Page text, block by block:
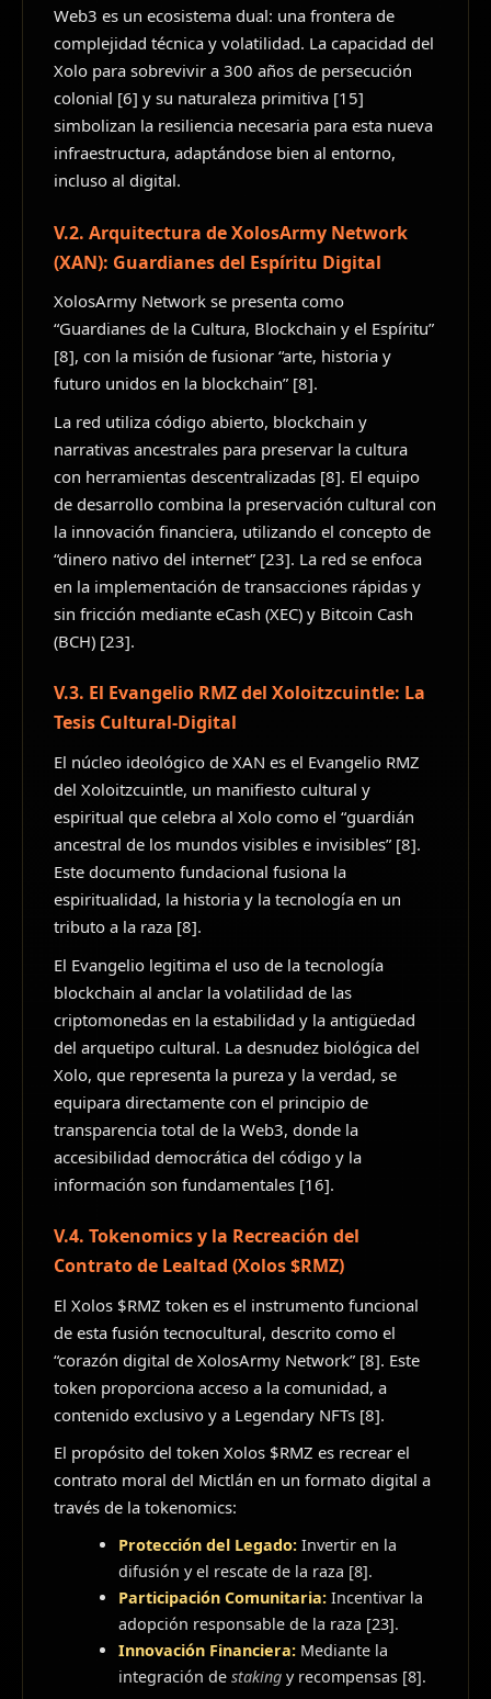
Web3 es un ecosistema dual: una frontera de
complejidad técnica y volatilidad. La capacidad del
Xolo para sobrevivir a 300 años de persecución
colonial [6] y su naturaleza primitiva [15]
simbolizan la resiliencia necesaria para esta nueva
infraestructura, adaptándose bien al entorno,
incluso al digital.
V.2. Arquitectura de XolosArmy Network
(XAN): Guardianes del Espíritu Digital
XolosArmy Network se presenta como
“Guardianes de la Cultura, Blockchain y el Espíritu”
[8], con la misión de fusionar “arte, historia y
futuro unidos en la blockchain” [8].
La red utiliza código abierto, blockchain y
narrativas ancestrales para preservar la cultura
con herramientas descentralizadas [8]. El equipo
de desarrollo combina la preservación cultural con
la innovación financiera, utilizando el concepto de
“dinero nativo del internet” [23]. La red se enfoca
en la implementación de transacciones rápidas y
sin fricción mediante eCash (XEC) y Bitcoin Cash
(BCH) [23].
V.3. El Evangelio RMZ del Xoloitzcuintle: La
Tesis Cultural-Digital
El núcleo ideológico de XAN es el Evangelio RMZ
del Xoloitzcuintle, un manifiesto cultural y
espiritual que celebra al Xolo como el “guardián
ancestral de los mundos visibles e invisibles” [8].
Este documento fundacional fusiona la
espiritualidad, la historia y la tecnología en un
tributo a la raza [8].
El Evangelio legitima el uso de la tecnología
blockchain al anclar la volatilidad de las
criptomonedas en la estabilidad y la antigüedad
del arquetipo cultural. La desnudez biológica del
Xolo, que representa la pureza y la verdad, se
equipara directamente con el principio de
transparencia total de la Web3, donde la
accesibilidad democrática del código y la
información son fundamentales [16].
V.4. Tokenomics y la Recreación del
Contrato de Lealtad (Xolos $RMZ)
El Xolos $RMZ token es el instrumento funcional
de esta fusión tecnocultural, descrito como el
“corazón digital de XolosArmy Network” [8]. Este
token proporciona acceso a la comunidad, a
contenido exclusivo y a Legendary NFTs [8].
El propósito del token Xolos $RMZ es recrear el
contrato moral del Mictlán en un formato digital a
través de la tokenomics:
Protección del Legado: Invertir en la
difusión y el rescate de la raza [8].
Participación Comunitaria: Incentivar la
adopción responsable de la raza [23].
Innovación Financiera: Mediante la
integración destaking y recompensas [8].